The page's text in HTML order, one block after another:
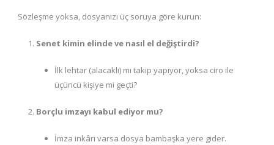
Sözleşme yoksa, dosyanızı üç soruya göre kurun:
Senet kimin elinde ve nasıl el değiştirdi?
İlk lehtar (alacaklı) mı takip yapıyor, yoksa ciro ile
üçüncü kişiye mi geçti?
Borçlu imzayı kabul ediyor mu?
İmza inkârı varsa dosya bambaşka yere gider.